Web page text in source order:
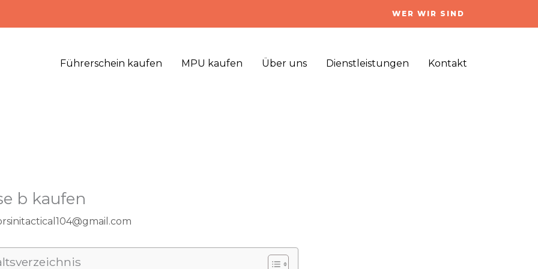
WER WIR SIND
Führerschein kaufen MPU kaufen Über uns Dienstleistungen Kontakt
b kaufen